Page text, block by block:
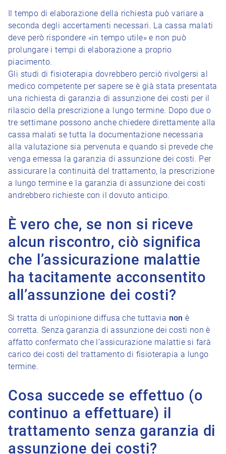
Il tempo di elaborazione della richiesta può variare a
seconda degli accertamenti necessari. La cassa malati
deve però rispondere «in tempo utile» e non può
prolungare i tempi di elaborazione a proprio
piacimento.
Gli studi di fisioterapia dovrebbero perciò rivolgersi al
medico competente per sapere se è già stata presentata
una richiesta di garanzia di assunzione dei costi per il
rilascio della prescrizione a lungo termine. Dopo due o
tre settimane possono anche chiedere direttamente alla
cassa malati se tutta la documentazione necessaria
alla valutazione sia pervenuta e quando si prevede che
venga emessa la garanzia di assunzione dei costi. Per
assicurare la continuità del trattamento, la prescrizione
a lungo termine e la garanzia di assunzione dei costi
andrebbero richieste con il dovuto anticipo.
È vero che, se non si riceve
alcun riscontro, ciò significa
che l’assicurazione malattie
ha tacitamente acconsentito
all’assunzione dei costi?
Si tratta di un’opinione diffusa che tuttavia non è
corretta. Senza garanzia di assunzione dei costi non è
affatto confermato che l’assicurazione malattie si farà
carico dei costi del trattamento di fisioterapia a lungo
termine.
Cosa succede se effettuo (o
continuo a effettuare) il
trattamento senza garanzia di
assunzione dei costi?